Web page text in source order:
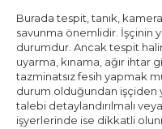
Burada tespit, tanık,
savunma önemlidir. İşçinin
durumdur. Ancak tespit
uyarma, kınama, ağır ihtar
tazminatsız fesih yapmak
durum olduğundan işçiden
talebi detaylandırılmalı
işyerlerinde ise dikkatli